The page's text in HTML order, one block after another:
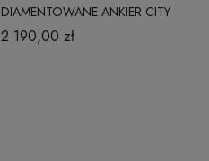
DIAMENTOWANE ANKIER CITY
030420252N
2 190,00 zł